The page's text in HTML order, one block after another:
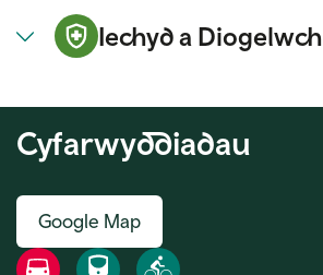
Iechyd a Diogelwch
Cyfarwyddiadau
Google Map